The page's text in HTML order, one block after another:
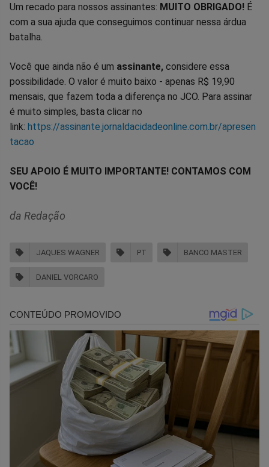
Um recado para nossos assinantes: MUITO OBRIGADO! É
com a sua ajuda que conseguimos continuar nessa árdua
batalha.
Você que ainda não é um assinante, considere essa
possibilidade. O valor é muito baixo - apenas R$ 19,90
mensais, que fazem toda a diferença no JCO. Para assinar
é muito simples, basta clicar no
link: https://assinante.jornaldacidadeonline.com.br/apresen
tacao
SEU APOIO É MUITO IMPORTANTE! CONTAMOS COM
VOCÊ!
da Redação
JAQUES WAGNER PT BANCO MASTER
DANIEL VORCARO